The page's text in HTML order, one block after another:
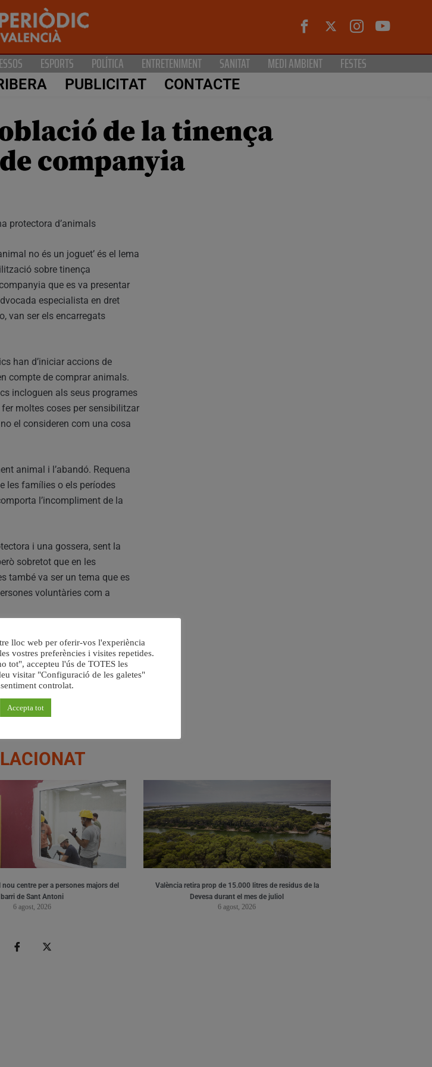
ESPORTS POLÍTICA ENTRETENIMENT SANITAT MEDI AMBIENT FESTES
PUBLICITAT CONTACTE
de la tinença
companyia
protectora d’animals
no és un joguet’ és el lema
sobre tinença
que es va presentar
especialista en dret
van ser els encarregats
han d’iniciar accions de
compte de comprar animals.
incloguen als seus programes
moltes coses per sensibilitzar
el consideren com una cosa
animal i l’abandó. Requena
les famílies o els períodes
l’incompliment de la
i una gossera, sent la
sobretot que en les
també va ser un tema que es
voluntàries com a
a Carlet i que ja han iniciat
quatre col·legis de Carlet i
centre per a persones majors del
barri de Sant Antoni
6 agost, 2026
València retira prop de 15.000 litres de residus de la
Devesa durant el mes de juliol
6 agost, 2026
lloc web per oferir-vos l'experiència
vostres preferències i visites repetides.
tot", accepteu l'ús de TOTES les
visitar "Configuració de les galetes"
controlat.
Accepta tot